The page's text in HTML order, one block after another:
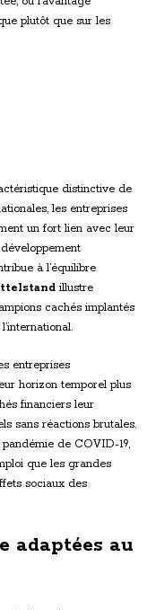
plutôt que sur les
distinctive de
les entreprises
un fort lien avec leur
à l’équilibre
illustre
cachés implantés
entreprises
horizon temporel plus
financiers leur
sans réactions brutales.
de COVID-19,
que les grandes
sociaux des
adaptées au